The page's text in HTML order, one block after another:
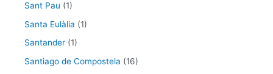
Sant Pau (1)
Santa Eulàlia (1)
Santander (1)
Santiago de Compostela (16)